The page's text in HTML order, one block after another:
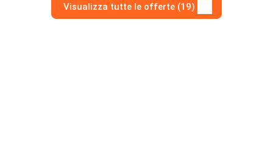
Visualizza tutte le offerte (19)